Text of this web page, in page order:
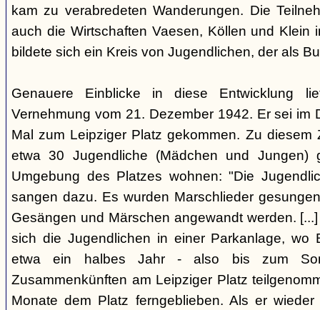
kam zu verabredeten Wanderungen. Die
auch die Wirtschaften Vaesen, Köllen und Klein
bildete sich ein Kreis von Jugendlichen, der als
Genauere Einblicke in diese Entwicklung
Vernehmung vom 21. Dezember 1942. Er sei im
Mal zum Leipziger Platz gekommen. Zu diesem
etwa 30 Jugendliche (Mädchen und Jungen)
Umgebung des Platzes wohnen: "Die
sangen dazu. Es wurden Marschlieder
Gesängen und Märschen angewandt werden.
sich die Jugendlichen in einer Parkanlage, wo
etwa ein halbes Jahr - also bis zum
Zusammenkünften am Leipziger Platz
Monate dem Platz ferngeblieben. Als er